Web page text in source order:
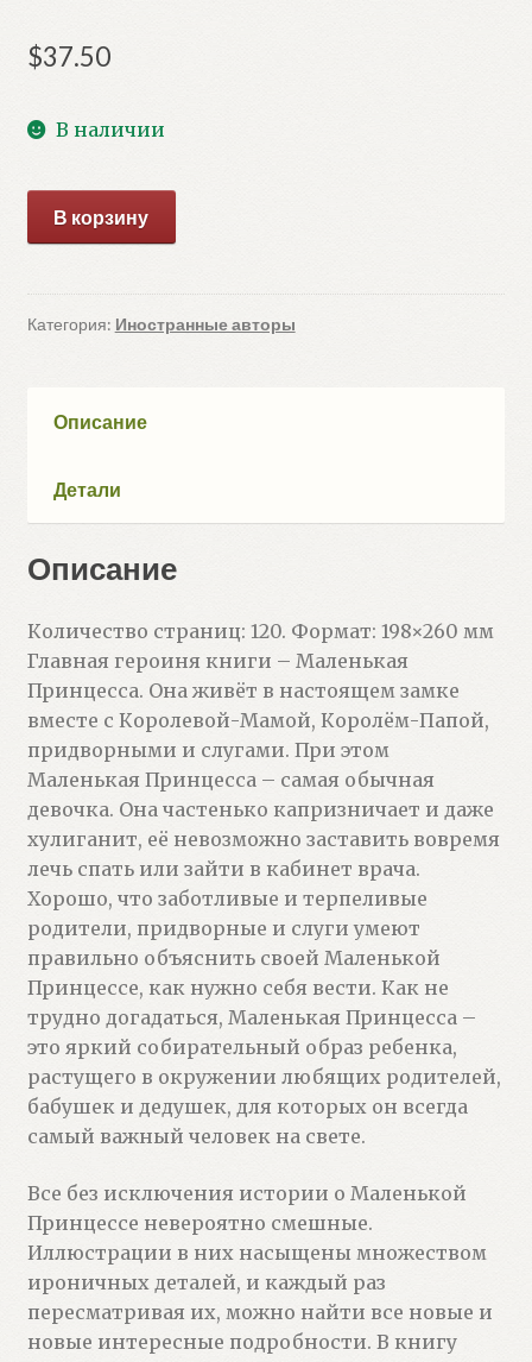
$37.50
В наличии
товара
сама
(Татьяна
В корзину
Категория: Иностранные авторы
Описание
Детали
Описание
Количество страниц: 120. Формат: 198×260 мм
Главная героиня книги – Маленькая
Принцесса. Она живёт в настоящем замке
вместе с Королевой-Мамой, Королём-Папой,
придворными и слугами. При этом
Маленькая Принцесса – самая обычная
девочка. Она частенько капризничает и даже
хулиганит, её невозможно заставить вовремя
лечь спать или зайти в кабинет врача.
Хорошо, что заботливые и терпеливые
родители, придворные и слуги умеют
правильно объяснить своей Маленькой
Принцессе, как нужно себя вести. Как не
трудно догадаться, Маленькая Принцесса –
это яркий собирательный образ ребенка,
растущего в окружении любящих родителей,
бабушек и дедушек, для которых он всегда
самый важный человек на свете.
Все без исключения истории о Маленькой
Принцессе невероятно смешные.
Иллюстрации в них насыщены множеством
ироничных деталей, и каждый раз
пересматривая их, можно найти все новые и
новые интересные подробности. В книгу